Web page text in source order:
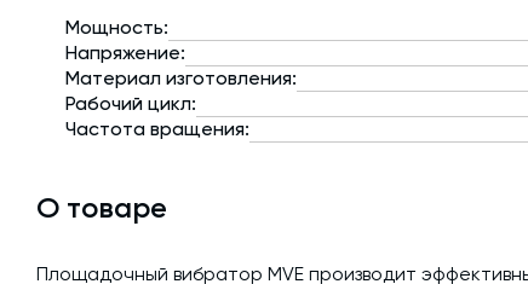
Мощность:
Напряжение:
Материал изготовления:
Рабочий цикл:
Частота вращения:
О товаре
Площадочный вибратор MVE производит